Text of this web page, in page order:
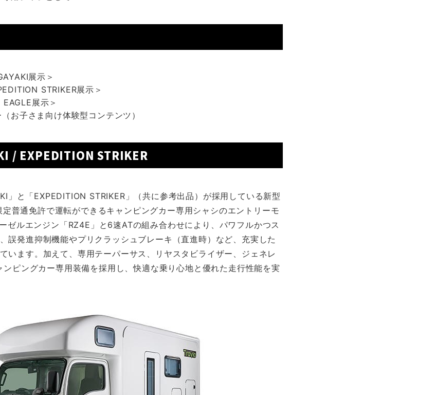
展示＞
STRIKER展示＞
展示＞
お子さま向け体験型コンテンツ）
/ EXPEDITION STRIKER
」と「EXPEDITION STRIKER」（共に参考出品）が採用している新型
普通免許で運転ができるキャンピングカー専用シャシのエントリーモ
ゼルエンジン「RZ4E」と6速ATの組み合わせにより、パワフルかつス
誤発進抑制機能やプリクラッシュブレーキ（直進時）など、充実した
います。加えて、専用テーパーサス、リヤスタビライザー、ジェネレ
ピングカー専用装備を採用し、快適な乗り心地と優れた走行性能を実